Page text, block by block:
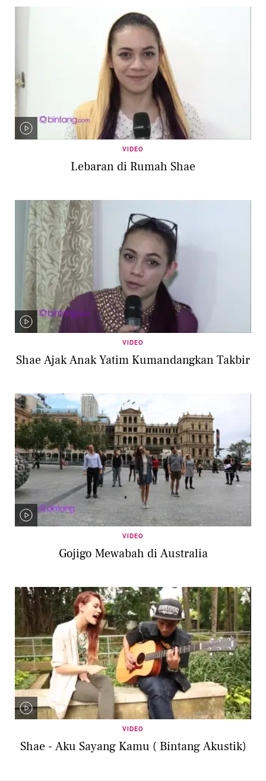
VIDEO
Lebaran di Rumah Shae
VIDEO
Shae Ajak Anak Yatim Kumandangkan Takbir
VIDEO
Gojigo Mewabah di Australia
VIDEO
Shae - Aku Sayang Kamu ( Bintang Akustik)